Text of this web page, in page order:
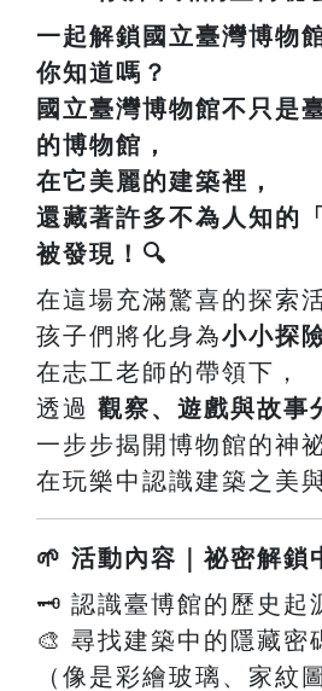
一起解鎖國立臺灣博物
你知道嗎？
國立臺灣博物館不只是
的博物館，
在它美麗的建築裡，
還藏著許多不為人知的
被發現！🔍
在這場充滿驚喜的探索
孩子們將化身為小小探
在志工老師的帶領下，
透過 觀察、遊戲與故事
一步步揭開博物館的神
在玩樂中認識建築之美
🌱 活動內容｜祕密解
🗝️ 認識臺博館的歷史起
🎨 尋找建築中的隱藏密
（像是彩繪玻璃、家紋